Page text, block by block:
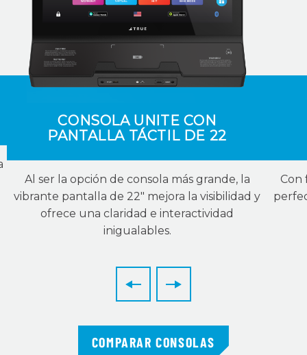
CONSOLA UNITE CON
PANTALLA TÁCTIL DE 22
Al ser la opción de consola más grande, la
vibrante pantalla de 22″ mejora la visibilidad y
ofrece una claridad e interactividad
inigualables.
Con
COMPARAR CONSOLAS